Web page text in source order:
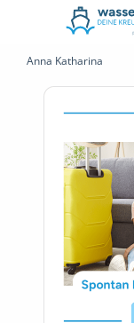
Anna Katharina